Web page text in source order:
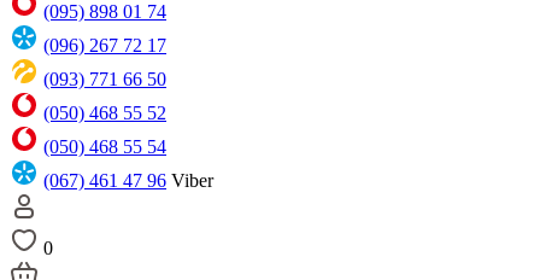
(095) 898 01 74
(096) 267 72 17
(093) 771 66 50
(050) 468 55 52
(050) 468 55 54
(067) 461 47 96 Viber
0